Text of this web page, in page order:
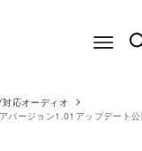
対応オーディオ
バージョン1.01アップデート